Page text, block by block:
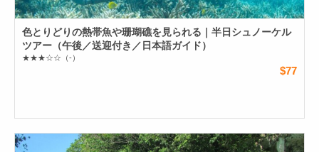
色とりどりの熱帯魚や珊瑚礁を見られる｜半日シュノーケル
ツアー（午後／送迎付き／日本語ガイド）
★★★☆☆ （-）
$77